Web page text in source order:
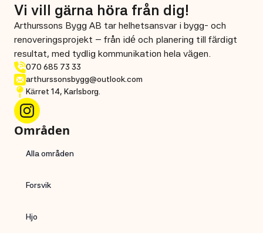
Vi vill gärna höra från dig!
Arthurssons Bygg AB tar helhetsansvar i bygg- och
renoveringsprojekt – från idé och planering till färdigt
resultat, med tydlig kommunikation hela vägen.
070 685 73 33
arthurssonsbygg@outlook.com
Kärret 14, Karlsborg.
Områden
Alla områden
Forsvik
Hjo